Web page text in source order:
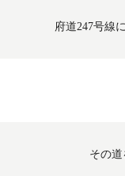
府道247号線
その